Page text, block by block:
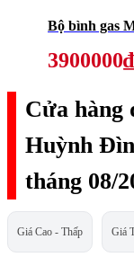
Bộ bình gas
3900000₫
Cửa hàng
Huỳnh
tháng 08/
Giá Cao - Thấp Giá